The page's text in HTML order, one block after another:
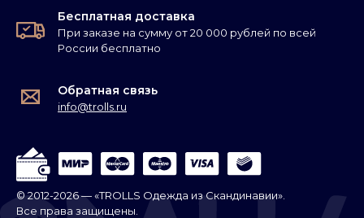
Бесплатная доставка
При заказе на сумму от 20 000 рублей по всей
России бесплатно
Обратная связь
info@trolls.ru
© 2012-2026 — «TROLLS Одежда из Скандинавии».
Все права защищены.